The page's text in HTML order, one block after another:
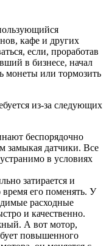
кафе и других
если, проработав
в бизнесе, начал
монеты или тормозить
из-за следующих
беспорядочно
замыкая датчики. Все
в условиях
затирается и
его поменять. У
расходные
и качественно.
А вот мотор,
повышенного